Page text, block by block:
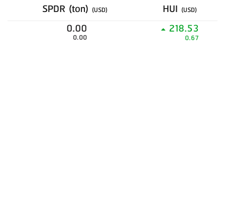
SPDR (ton) (USD) HUI (USD)
0.00
0.00
218.53
0.67